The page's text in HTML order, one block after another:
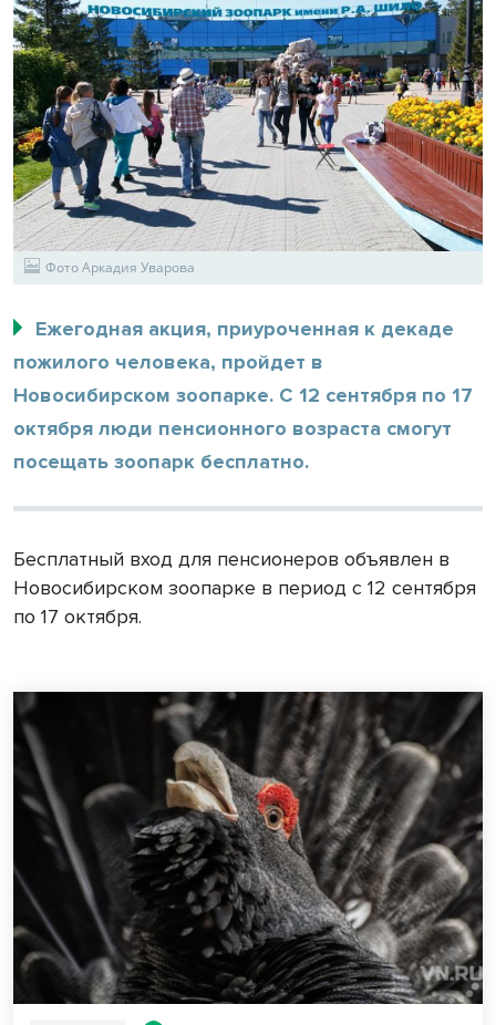
Фото Аркадия Уварова
Ежегодная акция, приуроченная к декаде
пожилого человека, пройдет в
Новосибирском зоопарке. С 12 сентября по 17
октября люди пенсионного возраста смогут
посещать зоопарк бесплатно.
Бесплатный вход для пенсионеров объявлен в
Новосибирском зоопарке в период с 12 сентября
по 17 октября.